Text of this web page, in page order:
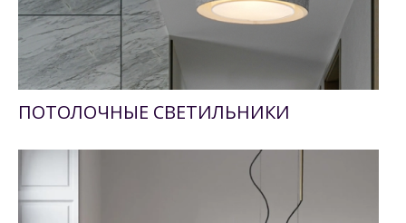
ПОТОЛОЧНЫЕ СВЕТИЛЬНИКИ